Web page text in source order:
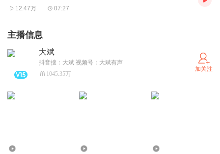
12.47万 07:27
主播信息
大斌
抖音搜：大斌 视频号：大斌有声
1045.35万
加关注